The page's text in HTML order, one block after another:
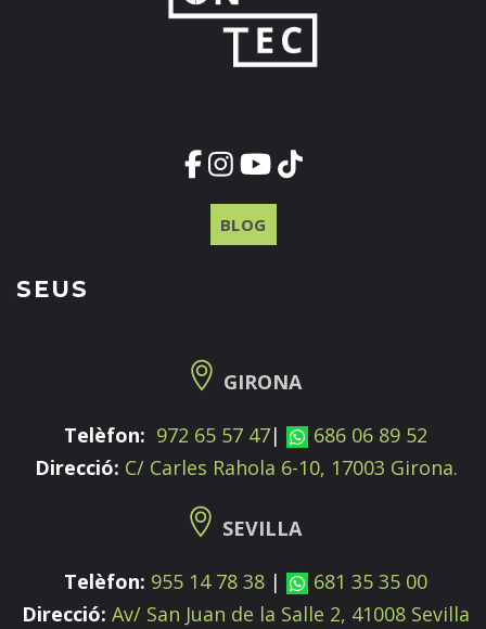
BLOG
SEUS
GIRONA
Telèfon: 972 65 57 47|
686 06 89 52
Direcció: C/ Carles Rahola 6-10, 17003 Girona.
SEVILLA
Telèfon: 955 14 78 38 |
681 35 35 00
Direcció: Av/ San Juan de la Salle 2, 41008 Sevilla